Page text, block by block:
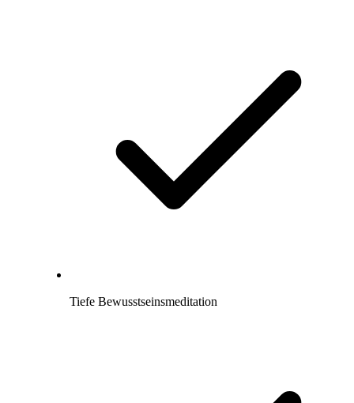
Tiefe Bewusstseinsmeditation